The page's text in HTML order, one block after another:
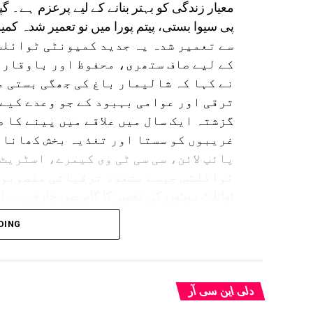
معیار زندگی کو بہتر بنانے کے لیے پرعزم ہے۔
سے تعمیر شدہ یہ جدید کمیونٹی
کے لیے صاف ستھری، محفوظ اور
نے کہا کہ شالیمار باغ کی جھگی
ترقی اور عوامی بہبود کے جو وعدے
گزشتہ ایک سال میں علاقے میں پینے
غریبوں کو سستا اور تغذیہ بخش
پائپ لائن، سی سی ٹی وی کیمرے،
رہنےوالے لوگوں کے معیار زندگی کو بہتر
میں غریبوں کی فلاح و بہبود سب سے پہلی
رہی ہے۔انہوں نے کہا کہ دہلی حکومت
عزم کے ساتھ کام کر رہی ہے۔دہلی لکشمی
دلی این سی آر